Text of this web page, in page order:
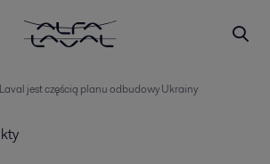
jest częścią planu odbudowy Ukrainy